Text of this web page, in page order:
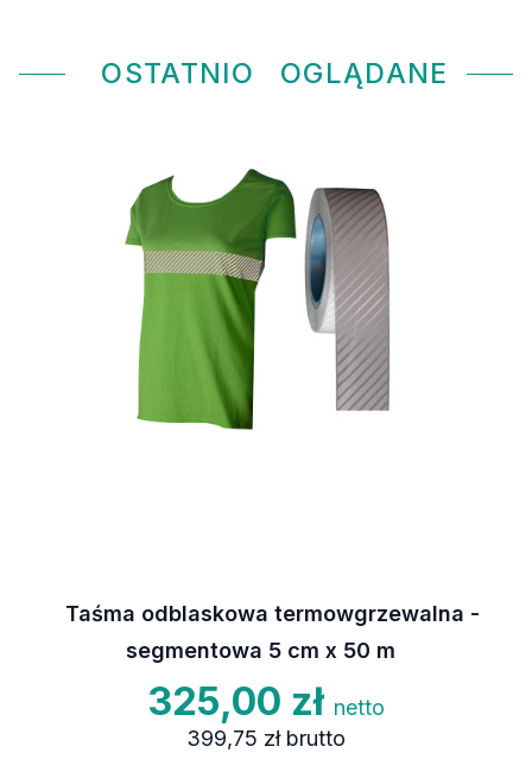
OSTATNIO OGLĄDANE
Taśma odblaskowa termowgrzewalna -
segmentowa 5 cm x 50 m
325,00 zł netto
399,75 zł brutto